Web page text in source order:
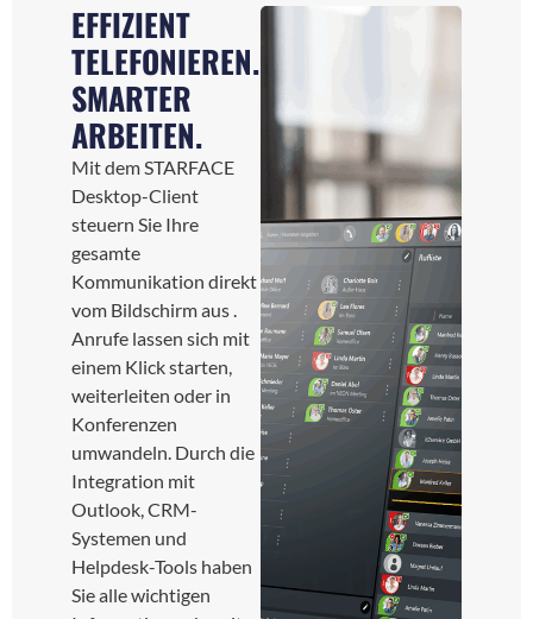
EFFIZIENT
TELEFONIEREN.
SMARTER
ARBEITEN.
Mit dem STARFACE
Desktop-Client
steuern Sie Ihre
gesamte
Kommunikation direkt
vom Bildschirm aus .
Anrufe lassen sich mit
einem Klick starten,
weiterleiten oder in
Konferenzen
umwandeln. Durch die
Integration mit
Outlook, CRM-
Systemen und
Helpdesk-Tools haben
Sie alle wichtigen